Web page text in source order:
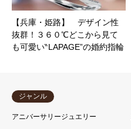
【兵庫・姫路】 デザイン性
抜群！３６０℃どこから見て
も可愛い‶LAPAGE”の婚約指輪
ジャンル
アニバーサリージュエリー